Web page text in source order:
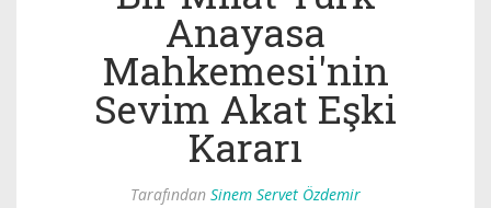
Anayasa
Mahkemesi'nin
Sevim Akat Eşki
Kararı
Tarafından Sinem Servet Özdemir